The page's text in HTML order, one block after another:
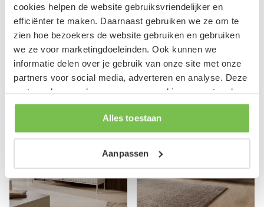
cookies helpen de website gebruiksvriendelijker en
efficiënter te maken. Daarnaast gebruiken we ze om te
zien hoe bezoekers de website gebruiken en gebruiken
we ze voor marketingdoeleinden. Ook kunnen we
informatie delen over je gebruik van onze site met onze
partners voor social media, adverteren en analyse. Deze
partners kunnen deze gegevens combineren met andere
informatie die je aan ze hebt verstrekt of die ze hebben
verzameld op basis van je gebruik van hun services.
Alles toestaan
Aanpassen
Kaptafel
Beige
120x55 cm
229,-
Op voorraad
TV-Meubel
Eiken
150x42x44 cm
169,-
Op voorraad